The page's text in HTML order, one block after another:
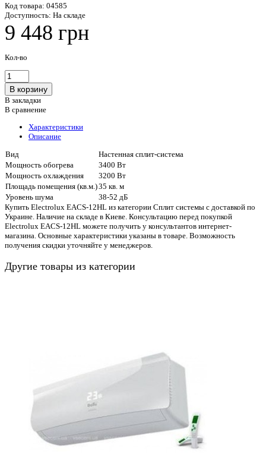
Код товара: 04585
Доступность: На складе
9 448 грн
Кол-во
В закладки
В сравнение
Характеристики
Описание
Вид
Настенная сплит-система
Мощность обогрева
3400 Вт
Мощность охлаждения
3200 Вт
Площадь помещения (кв.м.)35 кв. м
Уровень шума
38-52 дБ
Купить Electrolux EACS-12HL из категории Сплит системы с доставкой по
Украине. Наличие на складе в Киеве. Консультацию перед покупкой
Electrolux EACS-12HL можете получить у консультантов интернет-
магазина. Основные характеристики указаны в товаре. Возможность
получения скидки уточняйте у менеджеров.
Другие товары из категории